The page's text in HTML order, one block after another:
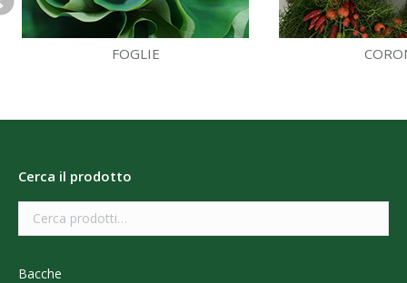
FOGLIE
Cerca il prodotto
Bacche